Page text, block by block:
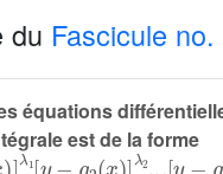
du Fascicule
équations
est de la forme
-g2xλ2...y-gnxλn=